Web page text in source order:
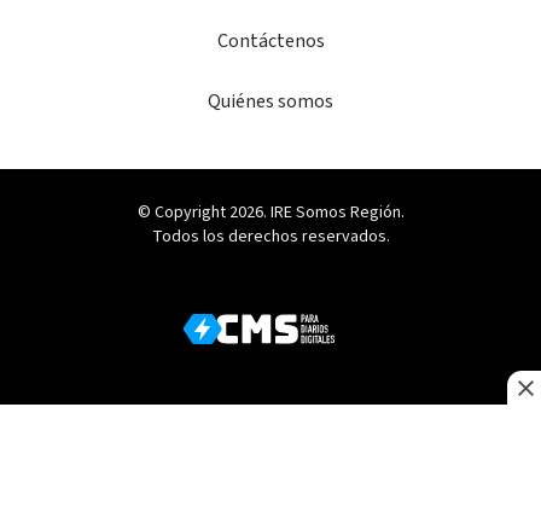
Contáctenos
Quiénes somos
© Copyright 2026. IRE Somos Región.
Todos los derechos reservados.